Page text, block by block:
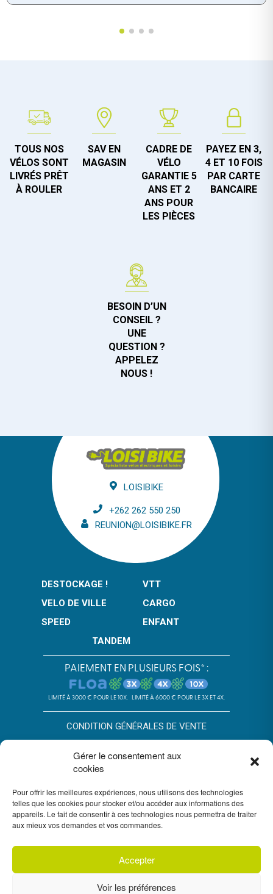
Gérer le consentement aux
cookies
Pour offrir les meilleures expériences, nous utilisons des technologies
telles que les cookies pour stocker et/ou accéder aux informations des
appareils. Le fait de consentir à ces technologies nous permettra de traiter
aux mieux vos demandes et vos commandes.
Accepter
Voir les préférences
TOUS NOS
VÉLOS SONT
LIVRÉS PRÊT
À ROULER
SAV EN
MAGASIN
CADRE DE
VÉLO
GARANTIE 5
ANS ET 2
ANS POUR
LES PIÈCES
PAYEZ EN 3,
4 ET 10 FOIS
PAR CARTE
BANCAIRE
BESOIN D’UN
CONSEIL ?
UNE
QUESTION ?
APPELEZ
NOUS !
LOISIBIKE
+262 262 550 250
REUNION@LOISIBIKE.FR
DESTOCKAGE !
VTT
VELO DE VILLE
CARGO
SPEED
ENFANT
TANDEM
PAIEMENT EN PLUSIEURS FOIS* :
LIMITÉ À 3000 € POUR LE 10X. LIMITÉ À 6000 € POUR LE 3X ET 4X.
CONDITION GÉNÉRALES DE VENTE
*SOUS RÉSERVE D’ACCEPTATION DU DOSSIER PAR FLOA. SA AU
IMMEUBLE G7, 71 RUE LUCIEN FAURE 33300 BORDEAUX,
ENREGISTRÉE À L’ORIAS SOUS LE N°07028160. SOUMISE AU
CONTRÔLE DE L’AUTORITÉ DE CONTRÔLE PRUDENTIEL ET DE
RÉSOLUTION, 4 PLACE DE BUDAPEST CS 92459, 75436 PARIS.
VOUS DISPOSEZ DU DÉLAI LÉGAL DE RÉTRACTATION. VOIR